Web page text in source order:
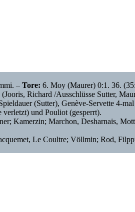
– Tore: 6. Moy (Maurer) 0:1. 36.
Richard /Ausschlüsse Sutter,
(Sutter), Genève-Servette 4-
verletzt) und Pouliot (gesperrt).
Kamerzin; Marchon, Desharnais,
Le Coultre; Völlmin; Rod,